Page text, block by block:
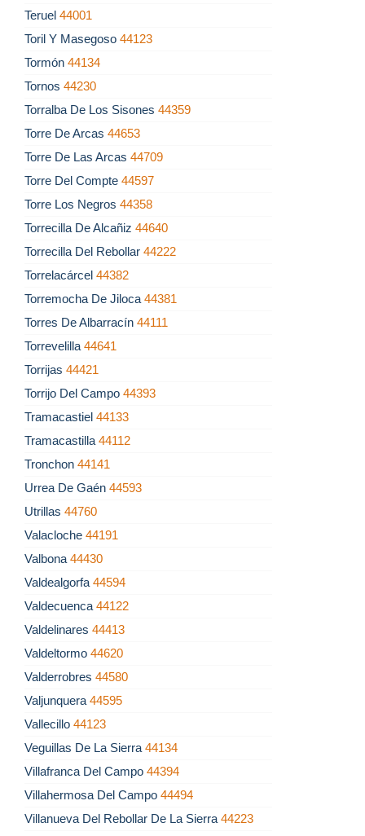
Teruel 44001
Toril Y Masegoso 44123
Tormón 44134
Tornos 44230
Torralba De Los Sisones 44359
Torre De Arcas 44653
Torre De Las Arcas 44709
Torre Del Compte 44597
Torre Los Negros 44358
Torrecilla De Alcañiz 44640
Torrecilla Del Rebollar 44222
Torrelacárcel 44382
Torremocha De Jiloca 44381
Torres De Albarracín 44111
Torrevelilla 44641
Torrijas 44421
Torrijo Del Campo 44393
Tramacastiel 44133
Tramacastilla 44112
Tronchon 44141
Urrea De Gaén 44593
Utrillas 44760
Valacloche 44191
Valbona 44430
Valdealgorfa 44594
Valdecuenca 44122
Valdelinares 44413
Valdeltormo 44620
Valderrobres 44580
Valjunquera 44595
Vallecillo 44123
Veguillas De La Sierra 44134
Villafranca Del Campo 44394
Villahermosa Del Campo 44494
Villanueva Del Rebollar De La Sierra 44223